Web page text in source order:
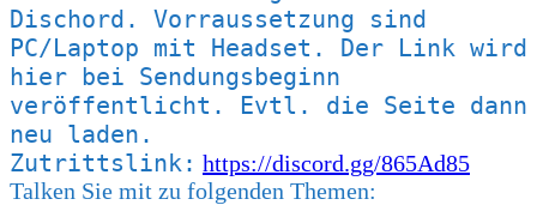
Dischord. Vorraussetzung sind
PC/Laptop mit Headset. Der Link wird
hier bei Sendungsbeginn
veröffentlicht. Evtl. die Seite dann
neu laden.
Zutrittslink: https://discord.gg/865Ad85
Talken Sie mit zu folgenden Themen: